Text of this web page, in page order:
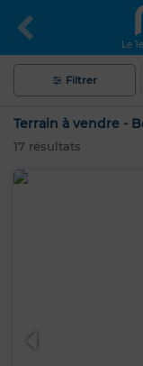
Le
Filtrer
Terrain à vendre -
17 résultats